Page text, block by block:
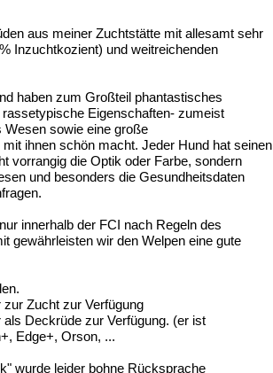
aus meiner Zuchtstätte mit allesamt sehr
Inzuchtkozient) und weitreichenden
haben zum Großteil phantastisches
Eigenschaften- zumeist
Wesen sowie eine große
ihnen schön macht. Jeder Hund hat seinen
vorrangig die Optik oder Farbe, sondern
und besonders die Gesundheitsdaten
innerhalb der FCI nach Regeln des
gewährleisten wir den Welpen eine gute
Zucht zur Verfügung
Deckrüde zur Verfügung. (er ist
Edge+, Orson, ...
wurde leider bohne Rücksprache